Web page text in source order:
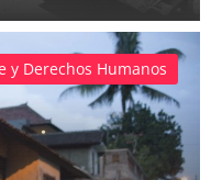
y Derechos Humanos